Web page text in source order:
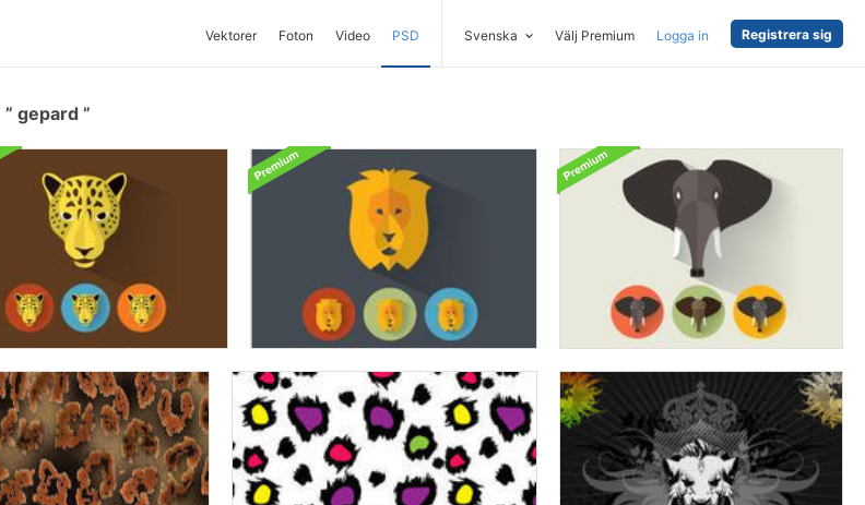
Vektorer Foton Video PSD Svenska Välj Premium Logga in Registrera sig
gepard